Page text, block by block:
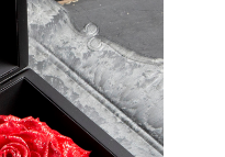
を。
せて。
なサプライズギフト。
いに応える特別な一品で
す。鮮やかな色彩は時を重ね